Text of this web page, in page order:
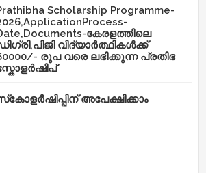
Scholarship Programme-
കേരളത്തിലെ
വിദ്യാർത്ഥികൾക്ക്
രൂപ വരെ ലഭിക്കുന്ന പ്രതിഭ
അപേക്ഷിക്കാം